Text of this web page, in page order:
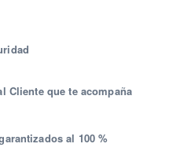
Cliente que te acompaña
al 100 %